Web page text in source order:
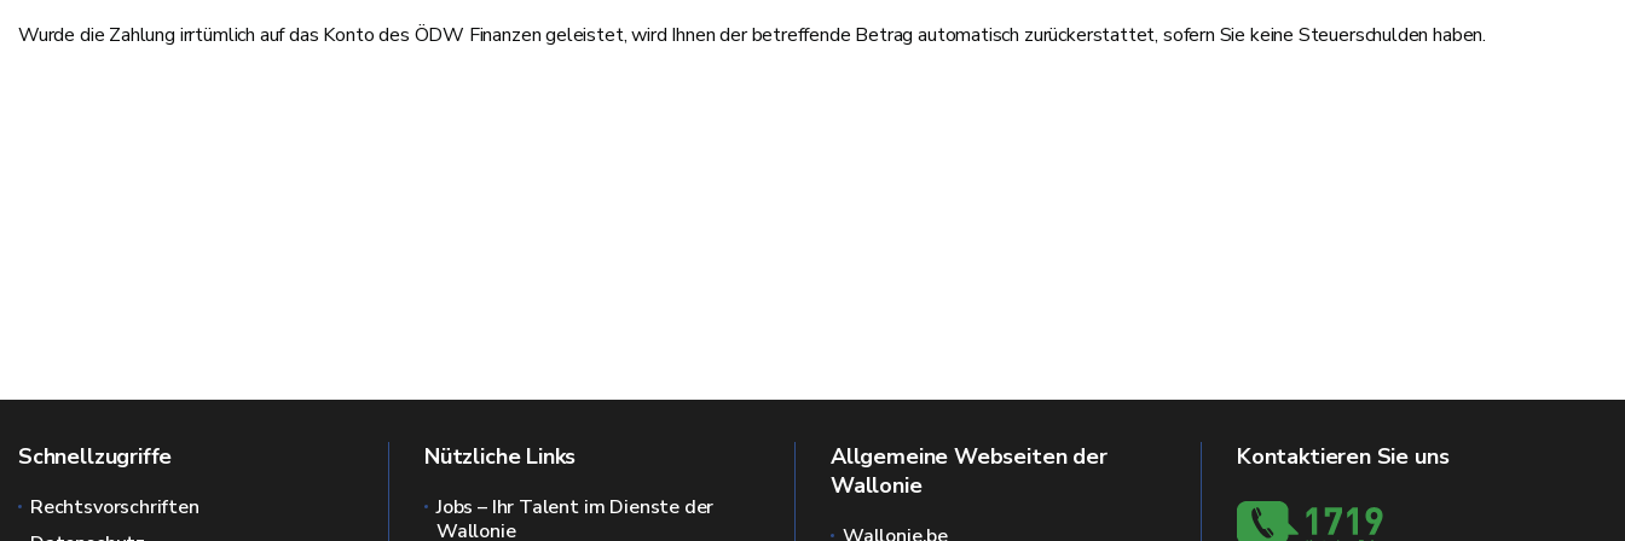
Wurde die Zahlung irrtümlich auf das Konto des ÖDW Finanzen geleistet, wird Ihnen der betreffende Betrag automatisch zurückerstattet, sofern Sie keine Steuerschulden haben.
Schnellzugriffe
Rechtsvorschriften
Nützliche Links
Jobs – Ihr Talent im Dienste der
Wallonie
Allgemeine Webseiten der
Wallonie
Kontaktieren Sie uns